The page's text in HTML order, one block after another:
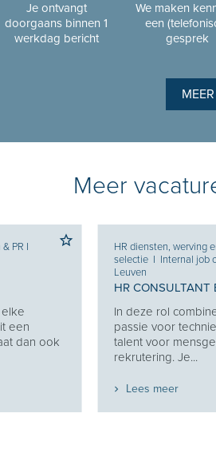
Je ontvangt
doorgaans binnen 1
werkdag bericht
We maken
een
gesprek
Meer
PR I
elke
een
dan ook
HR diensten, werving
selectie I Internal job
Leuven
HR CONSULTANT
In deze rol
passie voor
talent voor
rekrutering. Je...
Lees meer